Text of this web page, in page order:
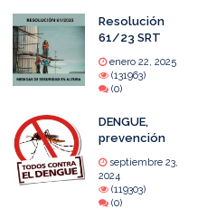
Resolución
61/23 SRT
enero 22, 2025
(131963)
(0)
DENGUE,
prevención
septiembre 23,
2024
(119303)
(0)